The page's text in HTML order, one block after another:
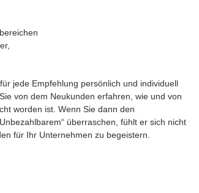
jede Empfehlung persönlich und individuell
von dem Neukunden erfahren, wie und von
worden ist. Wenn Sie dann den
überraschen, fühlt er sich nicht
für Ihr Unternehmen zu begeistern.